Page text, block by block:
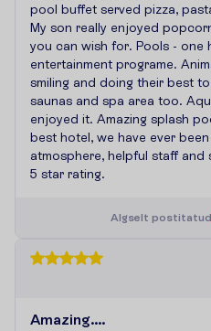
pool buffet served pizza,
My son really enjoyed
you can wish for. Pools - one
entertainment programe.
smiling and doing their best
saunas and spa area too.
enjoyed it. Amazing splash
best hotel, we have ever
atmosphere, helpful staff
5 star rating.
Algselt postitatu
Amazing....